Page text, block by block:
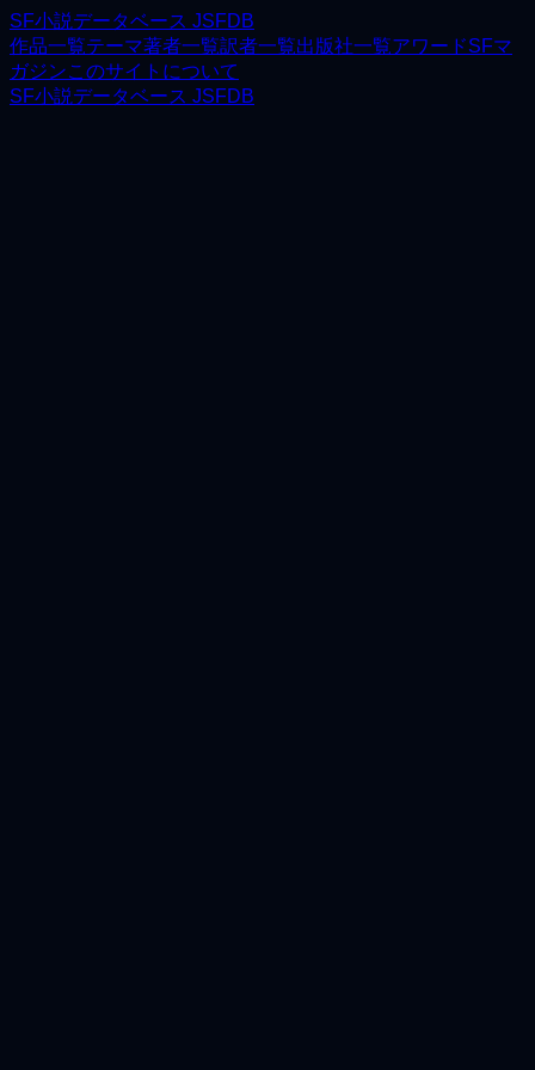
SF小説データベース JSFDB
作品一覧テーマ著者一覧訳者一覧出版社一覧アワードSFマ
ガジンこのサイトについて
SF小説データベース JSFDB